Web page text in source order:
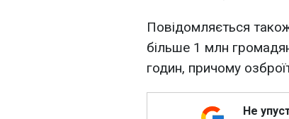
Повідомляється
більше 1 млн
годин, причому
Не